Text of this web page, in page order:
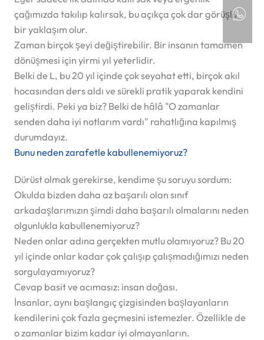
çağımızda takılıp kalırsak, bu açıkça çok dar görüşlü
bir yaklaşım olur.
Zaman birçok şeyi değiştirebilir. Bir insanın tamamen
dönüşmesi için yirmi yıl yeterlidir.
Belki de L, bu 20 yıl içinde çok seyahat etti, birçok akıl
hocasından ders aldı ve sürekli pratik yaparak kendini
geliştirdi. Peki ya biz? Belki de hâlâ "O zamanlar
senden daha iyi notlarım vardı" rahatlığına kapılmış
durumdayız.
Bunu neden zarafetle kabullenemiyoruz?
Dürüst olmak gerekirse, kendime şu soruyu sordum:
Okulda bizden daha az başarılı olan sınıf
arkadaşlarımızın şimdi daha başarılı olmalarını neden
olgunlukla kabullenemiyoruz?
Neden onlar adına gerçekten mutlu olamıyoruz? Bu 20
yıl içinde onlar kadar çok çalışıp çalışmadığımızı neden
sorgulayamıyoruz?
Cevap basit ve acımasız: insan doğası.
İnsanlar, aynı başlangıç çizgisinden başlayanların
kendilerini çok fazla geçmesini istemezler. Özellikle de
o zamanlar bizim kadar iyi olmayanların.